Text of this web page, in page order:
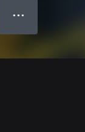
● ● ●